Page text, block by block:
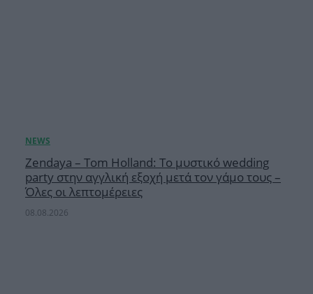
Zendaya – Tom Holland: Το μυστικό wedding
party στην αγγλική εξοχή μετά τον γάμο τους –
Όλες οι λεπτομέρειες
08.08.2026